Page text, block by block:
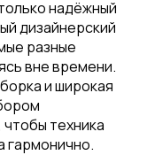
надёжный
дизайнерский
разные
вне времени.
и широкая
техника
гармонично.